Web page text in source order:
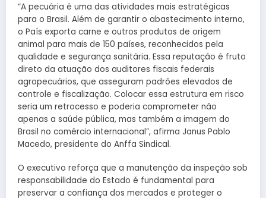
“A pecuária é uma das atividades mais estratégicas
para o Brasil. Além de garantir o abastecimento interno,
o País exporta carne e outros produtos de origem
animal para mais de 150 países, reconhecidos pela
qualidade e segurança sanitária. Essa reputação é fruto
direto da atuação dos auditores fiscais federais
agropecuários, que asseguram padrões elevados de
controle e fiscalização. Colocar essa estrutura em risco
seria um retrocesso e poderia comprometer não
apenas a saúde pública, mas também a imagem do
Brasil no comércio internacional”, afirma Janus Pablo
Macedo, presidente do Anffa Sindical.
O executivo reforça que a manutenção da inspeção sob
responsabilidade do Estado é fundamental para
preservar a confiança dos mercados e proteger o